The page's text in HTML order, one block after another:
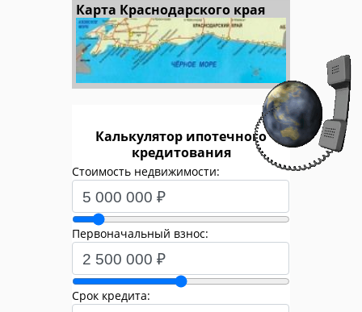
Карта Краснодарского края
Калькулятор ипотечного
кредитования
Стоимость недвижимости:
Первоначальный взнос:
Срок кредита: